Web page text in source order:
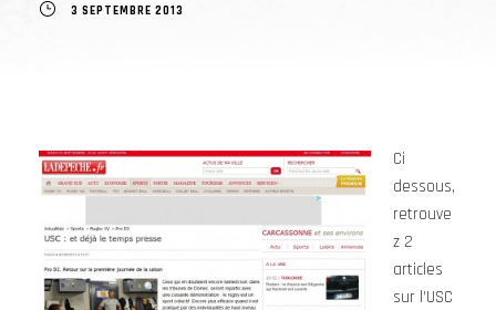
3 SEPTEMBRE 2013
Ci
dessous,
retrouve
z 2
articles
sur l’USC